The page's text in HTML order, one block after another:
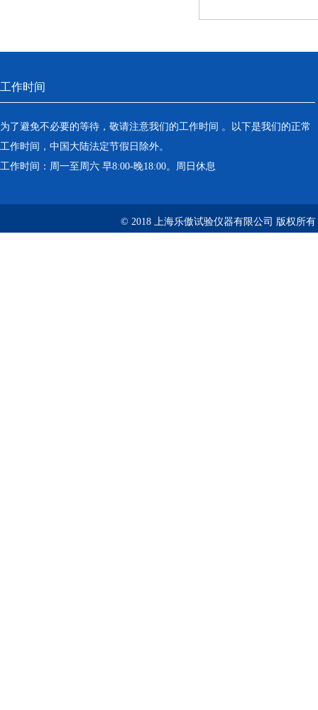
工作时间
为了避免不必要的等待，敬请注意我们的工作时间 。以下是我们的正常
工作时间，中国大陆法定节假日除外。
工作时间：周一至周六 早8:00-晚18:00。周日休息
© 2018 上海乐傲试验仪器有限公司 版权所